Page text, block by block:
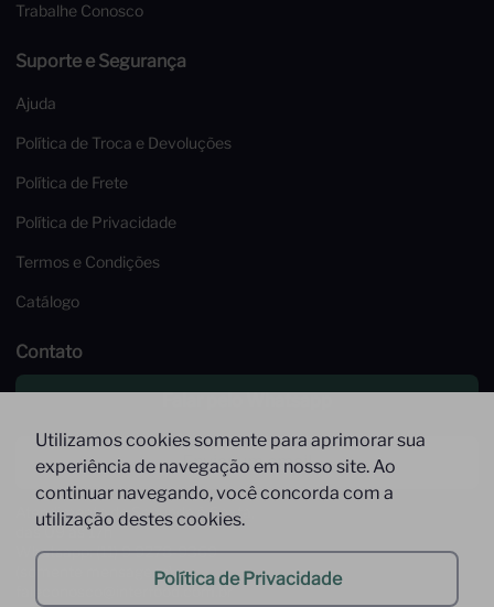
Utilizamos cookies somente para aprimorar sua
experiência de navegação em nosso site. Ao
continuar navegando, você concorda com a
utilização destes cookies.
Política de Privacidade
Trabalhe Conosco
Suporte e Segurança
Ajuda
Política de Troca e Devoluções
Política de Frete
Política de Privacidade
Termos e Condições
Catálogo
Contato
Enviar um email
Atendimento de Segunda à Sexta,
das 09 às 17h
Whatsapp: (11) 9 9278-9369
(somente mensagens)